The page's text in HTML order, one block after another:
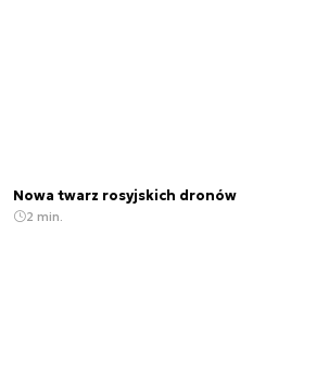
Nowa twarz rosyjskich dronów
2 min.